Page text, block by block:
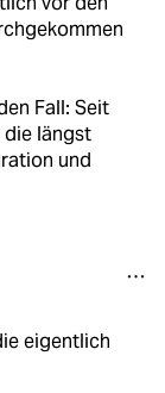
Fall: Seit
die längst
und
eigentlich